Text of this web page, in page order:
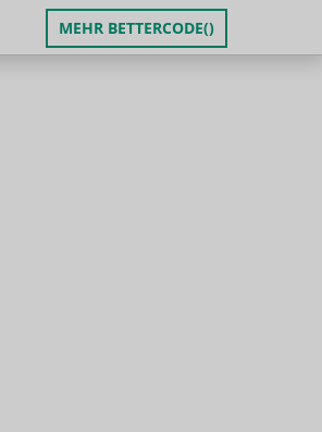
MEHR BETTERCODE()